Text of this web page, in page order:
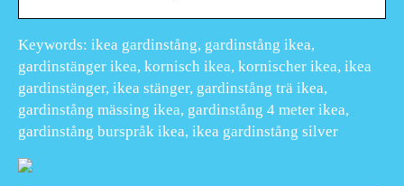
Keywords: ikea gardinstång, gardinstång ikea,
gardinstänger ikea, kornisch ikea, kornischer ikea, ikea
gardinstänger, ikea stänger, gardinstång trä ikea,
gardinstång mässing ikea, gardinstång 4 meter ikea,
gardinstång burspråk ikea, ikea gardinstång silver